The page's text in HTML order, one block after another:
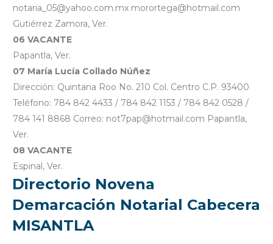
notaria_05@yahoo.com.mx morortega@hotmail.com
Gutiérrez Zamora, Ver.
06 VACANTE
Papantla, Ver.
07 María Lucía Collado Núñez
Dirección: Quintana Roo No. 210 Col. Centro C.P. 93400
Teléfono: 784 842 4433 / 784 842 1153 / 784 842 0528 /
784 141 8868 Correo: not7pap@hotmail.com Papantla,
Ver.
08 VACANTE
Espinal, Ver.
Directorio Novena
Demarcación Notarial Cabecera
MISANTLA